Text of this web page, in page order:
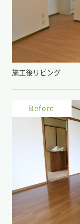
施工後リビング
Before